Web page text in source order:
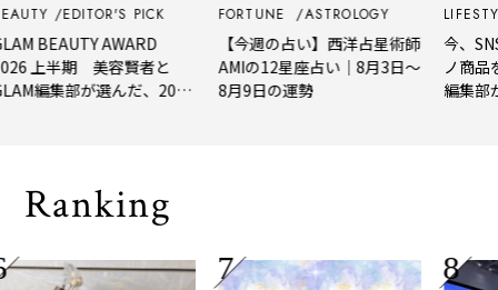
EDITOR'S PICK
AWARD
半期 美容賢者と
集部が選んだ、2026
FORTUNE ASTROLOGY
【今週の占い】西洋占星術師
AMIの12星座占い｜8月3日～
8月9日の運勢
LIFESTYLE
今、SNSで
ノ商品を徹
編集部が実
Ranking